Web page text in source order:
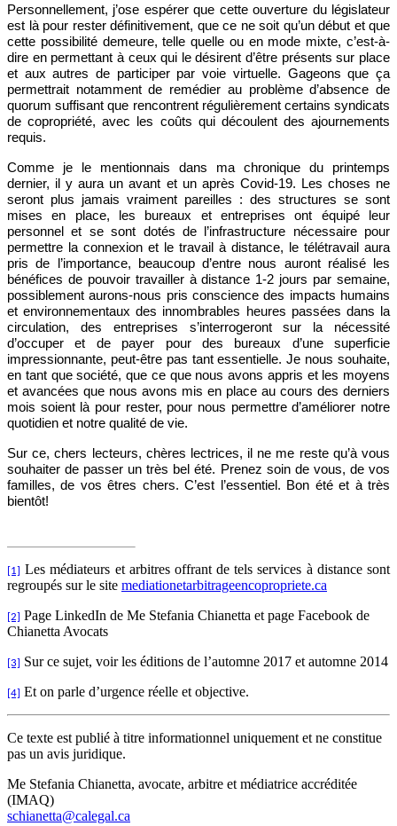
Personnellement, j’ose espérer que cette ouverture du législateur
est là pour rester définitivement, que ce ne soit qu’un début et que
cette possibilité demeure, telle quelle ou en mode mixte, c’est-à-
dire en permettant à ceux qui le désirent d’être présents sur place
et aux autres de participer par voie virtuelle. Gageons que ça
permettrait notamment de remédier au problème d’absence de
quorum suffisant que rencontrent régulièrement certains syndicats
de copropriété, avec les coûts qui découlent des ajournements
requis.
Comme je le mentionnais dans ma chronique du printemps
dernier, il y aura un avant et un après Covid-19. Les choses ne
seront plus jamais vraiment pareilles : des structures se sont
mises en place, les bureaux et entreprises ont équipé leur
personnel et se sont dotés de l’infrastructure nécessaire pour
permettre la connexion et le travail à distance, le télétravail aura
pris de l’importance, beaucoup d’entre nous auront réalisé les
bénéfices de pouvoir travailler à distance 1-2 jours par semaine,
possiblement aurons-nous pris conscience des impacts humains
et environnementaux des innombrables heures passées dans la
circulation, des entreprises s’interrogeront sur la nécessité
d’occuper et de payer pour des bureaux d’une superficie
impressionnante, peut-être pas tant essentielle. Je nous souhaite,
en tant que société, que ce que nous avons appris et les moyens
et avancées que nous avons mis en place au cours des derniers
mois soient là pour rester, pour nous permettre d’améliorer notre
quotidien et notre qualité de vie.
Sur ce, chers lecteurs, chères lectrices, il ne me reste qu’à vous
souhaiter de passer un très bel été. Prenez soin de vous, de vos
familles, de vos êtres chers. C’est l’essentiel. Bon été et à très
bientôt!
[1] Les médiateurs et arbitres offrant de tels services à distance sont
regroupés sur le site mediationetarbitrageencopropriete.ca
[2] Page LinkedIn de Me Stefania Chianetta et page Facebook de
Chianetta Avocats
[3] Sur ce sujet, voir les éditions de l’automne 2017 et automne 2014
[4] Et on parle d’urgence réelle et objective.
Ce texte est publié à titre informationnel uniquement et ne constitue
pas un avis juridique.
Me Stefania Chianetta, avocate, arbitre et médiatrice accréditée
(IMAQ)
schianetta@calegal.ca